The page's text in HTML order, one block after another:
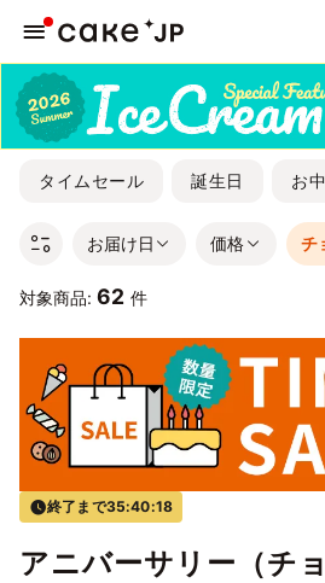
タイムセール 誕生日 お
お届け日 価格 チ
対象商品: 62 件
終了まで35:40:17
アニバーサリー（チ